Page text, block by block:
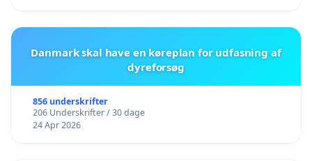
Danmark skal have en køreplan for udfasning af
dyreforsøg
856 underskrifter
206 Underskrifter / 30 dage
24 Apr 2026